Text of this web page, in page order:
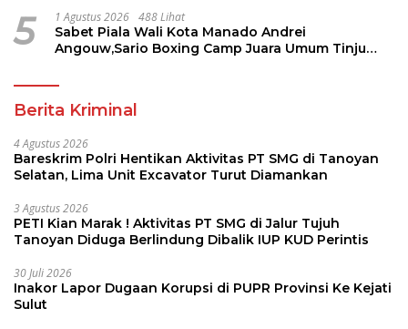
5 1 Agustus 2026 488 Lihat
Sabet Piala Wali Kota Manado Andrei
Angouw,Sario Boxing Camp Juara Umum Tinju
Berita Kriminal
4 Agustus 2026
Bareskrim Polri Hentikan Aktivitas PT SMG di Tanoyan
Selatan, Lima Unit Excavator Turut Diamankan
3 Agustus 2026
PETI Kian Marak ! Aktivitas PT SMG di Jalur Tujuh
Tanoyan Diduga Berlindung Dibalik IUP KUD Perintis
30 Juli 2026
Inakor Lapor Dugaan Korupsi di PUPR Provinsi Ke Kejati
Sulut